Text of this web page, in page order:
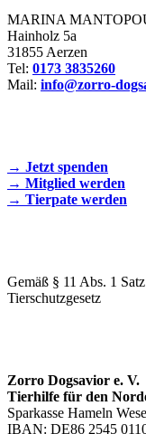
MARINA
Hainholz 5a
31855 Aerzen
Tel: 0173 3835260
Mail: info@zorro-
→ Jetzt spenden
→ Mitglied werden
→ Tierpate werden
Gemäß § 11 Abs. 1
Tierschutzgesetz
Zorro Dogsavior e. V.
Tierhilfe für den
Sparkasse Hameln
IBAN: DE86 2545